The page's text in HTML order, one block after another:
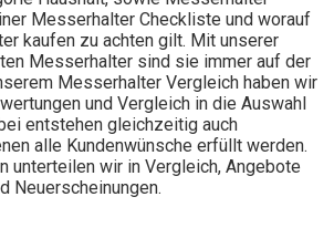
Messerhalter Checkliste und worauf
kaufen zu achten gilt. Mit unserer
Messerhalter sind sie immer auf der
Messerhalter Vergleich haben wir
und Vergleich in die Auswahl
entstehen gleichzeitig auch
alle Kundenwünsche erfüllt werden.
unterteilen wir in Vergleich, Angebote
Neuerscheinungen.